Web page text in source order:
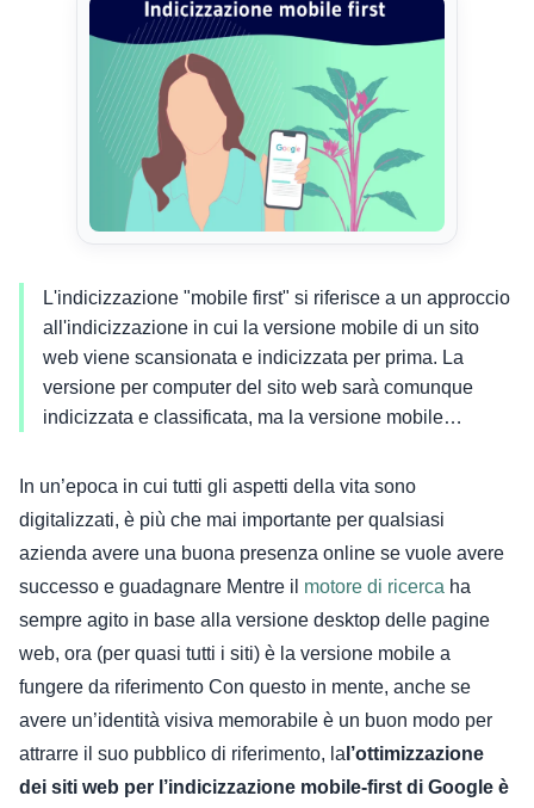
L'indicizzazione "mobile first" si riferisce a un approccio
all'indicizzazione in cui la versione mobile di un sito
web viene scansionata e indicizzata per prima. La
versione per computer del sito web sarà comunque
indicizzata e classificata, ma la versione mobile…
In un’epoca in cui tutti gli aspetti della vita sono
digitalizzati, è più che mai importante per qualsiasi
azienda avere una buona presenza online se vuole avere
successo e guadagnare Mentre il motore di ricerca ha
sempre agito in base alla versione desktop delle pagine
web, ora (per quasi tutti i siti) è la versione mobile a
fungere da riferimento Con questo in mente, anche se
avere un’identità visiva memorabile è un buon modo per
attrarre il suo pubblico di riferimento, la l’ottimizzazione
dei siti web per l’indicizzazione mobile-first di Google è